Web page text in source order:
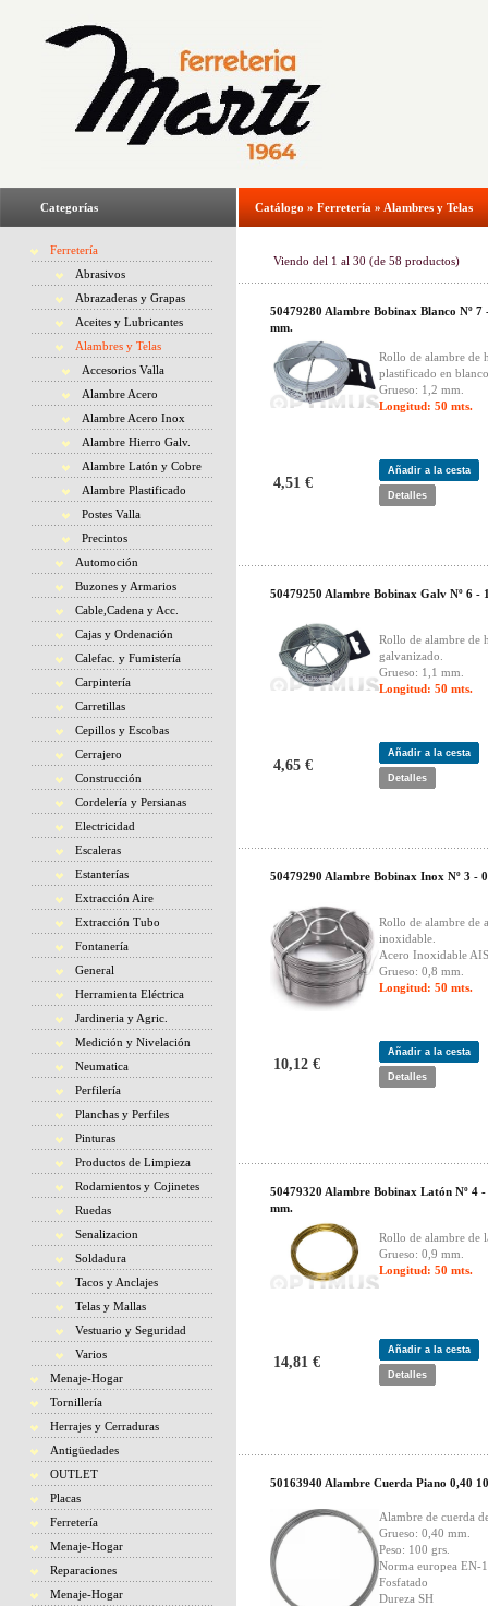
Categorías
Ferretería
Abrasivos
Abrazaderas y Grapas
Aceites y Lubricantes
Alambres y Telas
Accesorios Valla
Alambre Acero
Alambre Acero Inox
Alambre Hierro Galv.
Alambre Latón y Cobre
Alambre Plastificado
Postes Valla
Precintos
Automoción
Buzones y Armarios
Cable,Cadena y Acc.
Cajas y Ordenación
Calefac. y Fumistería
Carpintería
Carretillas
Cepillos y Escobas
Cerrajero
Construcción
Cordelería y Persianas
Electricidad
Escaleras
Estanterías
Extracción Aire
Extracción Tubo
Fontanería
General
Herramienta Eléctrica
Jardineria y Agric.
Medición y Nivelación
Neumatica
Perfilería
Planchas y Perfiles
Pinturas
Productos de Limpieza
Rodamientos y Cojinetes
Ruedas
Senalizacion
Soldadura
Tacos y Anclajes
Telas y Mallas
Vestuario y Seguridad
Varios
Menaje-Hogar
Tornillería
Herrajes y Cerraduras
Antigüedades
OUTLET
Placas
Ferretería
Menaje-Hogar
Reparaciones
Menaje-Hogar
Catálogo » Ferretería » Alambres y Telas
Viendo del 1 al 30 (de 58 productos)
50479280 Alambre Bobinax Blanco Nº 7
mm.
Rollo de alambre de
plastificado en
Grueso: 1,2 mm.
Longitud: 50 mts.
4,51 €
Añadir a la cesta
Detalles
50479250 Alambre Bobinax Galv Nº 6 -
Rollo de alambre de
galvanizado.
Grueso: 1,1 mm.
Longitud: 50 mts.
4,65 €
Añadir a la cesta
Detalles
50479290 Alambre Bobinax Inox Nº 3 -
Rollo de alambre de
inoxidable.
Acero Inoxidable
Grueso: 0,8 mm.
Longitud: 50 mts.
10,12 €
Añadir a la cesta
Detalles
50479320 Alambre Bobinax Latón Nº 4 -
mm.
Rollo de alambre de
Grueso: 0,9 mm.
Longitud: 50 mts.
14,81 €
Añadir a la cesta
Detalles
50163940 Alambre Cuerda Piano 0,40
Alambre de cuerda
Grueso: 0,40 mm.
Peso: 100 grs.
Norma europea EN-
Fosfatado
Dureza SH